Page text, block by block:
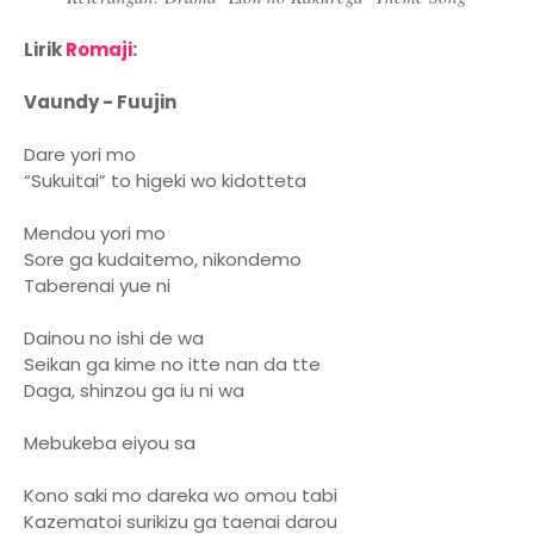
LirikRomaji:
Vaundy - Fuujin
Dare yori mo
“Sukuitai” to higeki wo kidotteta
Mendou yori mo
Sore ga kudaitemo, nikondemo
Taberenai yue ni
Dainou no ishi de wa
Seikan ga kime no itte nan da tte
Daga, shinzou ga iu ni wa
Mebukeba eiyou sa
Kono saki mo dareka wo omou tabi
Kazematoi surikizu ga taenai darou